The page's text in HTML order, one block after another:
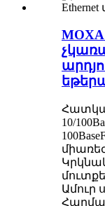
MOXA
10/
Ամուր